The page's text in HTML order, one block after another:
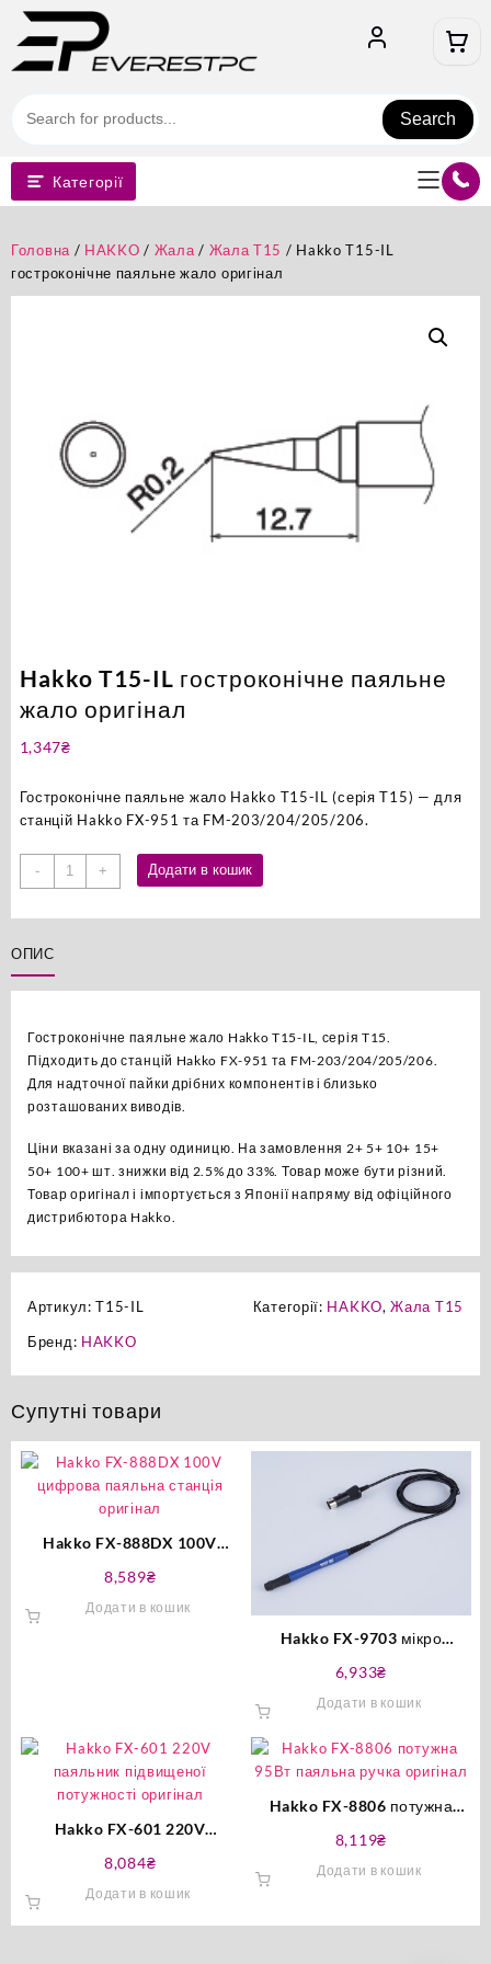
Перейти
Search
Категорії
Головна / HAKKO / Жала / Жала T15 / Hakko T15-IL
гостроконічне паяльне жало оригінал
Hakko T15-IL гостроконічне паяльне
жало оригінал
1,347₴
Гостроконічне паяльне жало Hakko T15-IL (серія T15) — для
станцій Hakko FX-951 та FM-203/204/205/206.
-
Hakko
T15-
паяльне
жало
+ Додати в кошик
ОПИС
Гостроконічне паяльне жало Hakko T15-IL, серія T15.
Підходить до станцій Hakko FX-951 та FM-203/204/205/206.
Для надточної пайки дрібних компонентів і близько
розташованих виводів.
Ціни вказані за одну одиницю. На замовлення 2+ 5+ 10+ 15+
50+ 100+ шт. знижки від 2.5% до 33%. Товар може бути різний.
Товар оригінал і імпортується з Японії напряму від офіційного
дистрибютора Hakko.
Артикул:T15-IL Категорії: HAKKO,Жала T15
Бренд: HAKKO
Супутні товари
Hakko FX-888DX 100V
оригінал
8,589₴
Додати в кошик
Hakko FX-9703 мікро
6,933₴
Додати в кошик
Hakko FX-601 220V
потужності оригінал
8,084₴
Додати в кошик
Hakko FX-8806 потужна
оригінал
8,119₴
Додати в кошик